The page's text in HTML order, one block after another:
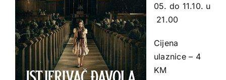
05. do 11.10. u
21.00
Cijena
ulaznice – 4
KM